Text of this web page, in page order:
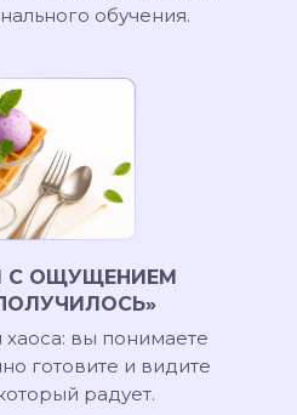
хаоса: вы понимаете
готовите и видите
радует.
С ОЩУЩЕНИЕМ
обучения.